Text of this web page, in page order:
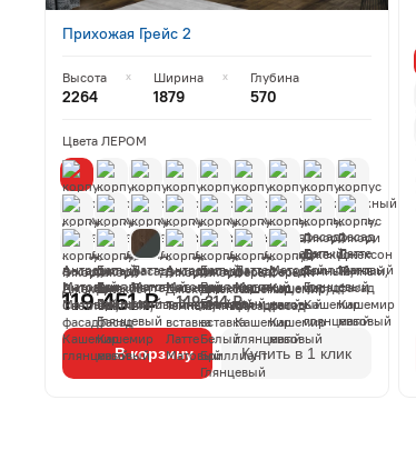
Прихожая Грейс 2
Высота
2264
Ширина
1879
Глубина
570
Цвета ЛЕРОМ
119 451 ₽ 149 314 ₽
В корзину Купить в 1 клик